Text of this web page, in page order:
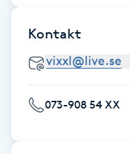
Fransförlängning Volym
Fransk manikyr
Fransrengöring
Kontakt
073-908 54 XX